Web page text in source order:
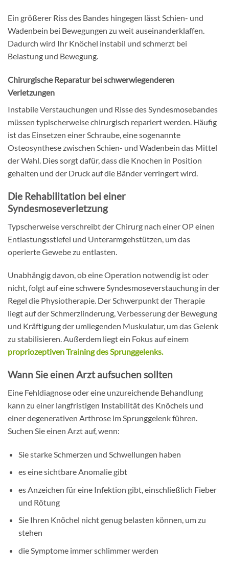
Ein größerer Riss des Bandes hingegen lässt Schien- und
Wadenbein bei Bewegungen zu weit auseinanderklaffen.
Dadurch wird Ihr Knöchel instabil und schmerzt bei
Belastung und Bewegung.
Chirurgische Reparatur bei schwerwiegenderen
Verletzungen
Instabile Verstauchungen und Risse des Syndesmosebandes
müssen typischerweise chirurgisch repariert werden. Häufig
ist das Einsetzen einer Schraube, eine sogenannte
Osteosynthese zwischen Schien- und Wadenbein das Mittel
der Wahl. Dies sorgt dafür, dass die Knochen in Position
gehalten und der Druck auf die Bänder verringert wird.
Die Rehabilitation bei einer
Syndesmoseverletzung
Typscherweise verschreibt der Chirurg nach einer OP einen
Entlastungsstiefel und Unterarmgehstützen, um das
operierte Gewebe zu entlasten.
Unabhängig davon, ob eine Operation notwendig ist oder
nicht, folgt auf eine schwere Syndesmoseverstauchung in der
Regel die Physiotherapie. Der Schwerpunkt der Therapie
liegt auf der Schmerzlinderung, Verbesserung der Bewegung
und Kräftigung der umliegenden Muskulatur, um das Gelenk
zu stabilisieren. Außerdem liegt ein Fokus auf einem
propriozeptiven Training des Sprunggelenks.
Wann Sie einen Arzt aufsuchen sollten
Eine Fehldiagnose oder eine unzureichende Behandlung
kann zu einer langfristigen Instabilität des Knöchels und
einer degenerativen Arthrose im Sprunggelenk führen.
Suchen Sie einen Arzt auf, wenn:
Sie starke Schmerzen und Schwellungen haben
es eine sichtbare Anomalie gibt
es Anzeichen für eine Infektion gibt, einschließlich Fieber
und Rötung
Sie Ihren Knöchel nicht genug belasten können, um zu
stehen
die Symptome immer schlimmer werden